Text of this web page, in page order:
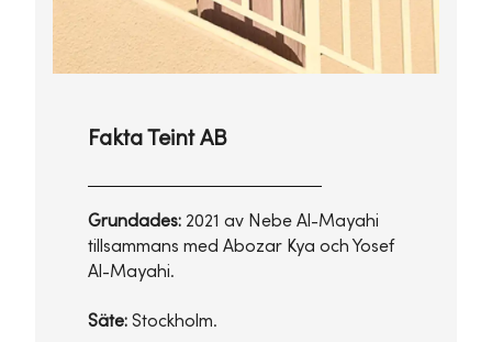
Fakta Teint AB
Grundades: 2021 av Nebe Al-Mayahi
tillsammans med Abozar Kya och Yosef
Al-Mayahi.
Säte: Stockholm.